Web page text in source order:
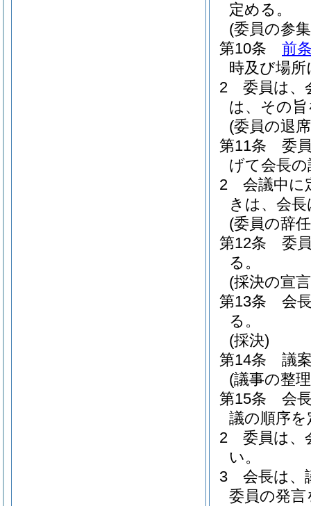
定める。
(委員の参
第10条
前
時及び場
2
委員は、
は、その
(委員の退
第11条
委
げて会長
2
会議中に
きは、会
(委員の辞
第12条
委
る。
(採決の宣
第13条
会
る。
(採決)
第14条
議
(議事の整
第15条
会
議の順序
2
委員は、
い。
3
会長は、
委員の発